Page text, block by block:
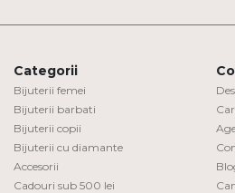
Categorii
Bijuterii femei
Bijuterii barbati
Bijuterii copii
Bijuterii cu diamante
Accesorii
Cadouri sub 500 lei